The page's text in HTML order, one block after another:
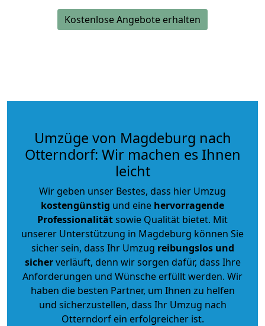
Kostenlose Angebote erhalten
Umzüge von Magdeburg nach
Otterndorf: Wir machen es Ihnen
leicht
Wir geben unser Bestes, dass hier Umzug
kostengünstig und eine hervorragende
Professionalitätsowie Qualität bietet. Mit
unserer Unterstützung in Magdeburg können Sie
sicher sein, dass Ihr Umzug reibungslos und
sicherverläuft, denn wir sorgen dafür, dass Ihre
Anforderungen und Wünsche erfüllt werden. Wir
haben die besten Partner, um Ihnen zu helfen
und sicherzustellen, dass Ihr Umzug nach
Otterndorf ein erfolgreicher ist.